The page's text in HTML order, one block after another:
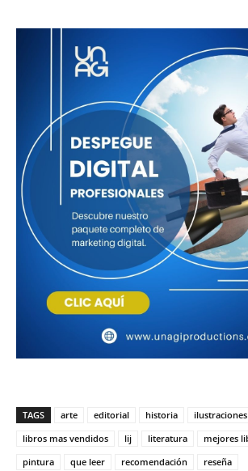
TAGS arte editorial historia ilustraciones
libros mas vendidos
lij literatura mejores
pintura
que leer recomendación reseña